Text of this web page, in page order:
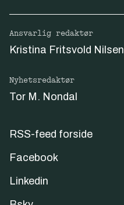
Ansvarlig redaktør
Kristina Fritsvold Nilsen
Nyhetsredaktør
Tor M. Nondal
RSS-feed forside
Facebook
Linkedin